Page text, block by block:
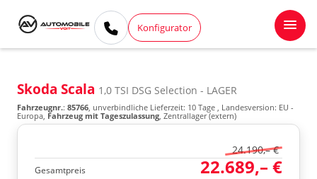
Konfigurator
Skoda Scala 1,0 TSI DSG Selection - LAGER
Fahrzeugnr.: 85766, unverbindliche Lieferzeit: 10 Tage , Landesversion: EU -
Europa, Fahrzeug mit Tageszulassung, Zentrallager (extern)
24.190,– €
Gesamtpreis 22.689,– €